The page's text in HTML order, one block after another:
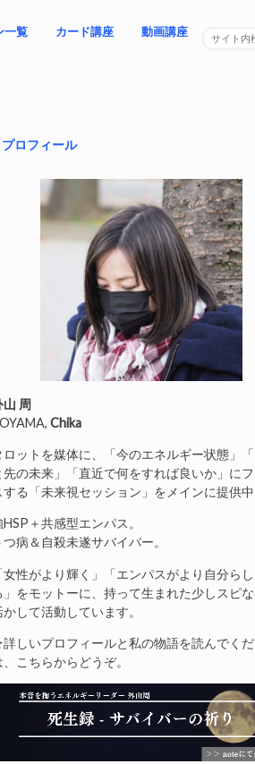
一覧 カード講座 動画講座
プロフィール
山 周
Chika
ロットを媒体に、「今のエネルギー状態」
先の未来」「直近で何をすれば良いか」に
する「未来視セッション」をメインに提供中
HSP＋共感型エンパス。
つ病＆自殺未遂サバイバー。
女性がより輝く」「エンパスがより自分らし
」をモットーに、持って生まれた少しスピ
かして活動しています。
しいプロフィールと私の物語を読んでく
、こちらからどうぞ。